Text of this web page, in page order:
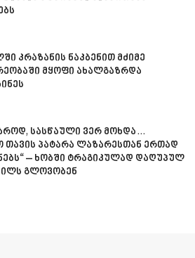
კრაზანის ნაკბენით მძიმე
მყოფი ახალგაზრდა
სასწაული ვერ მოხდა…
თავის პატარა ლაზარესთან ერთად
– ხობში ტრაგიკულად დაღუპულ
გლოვობენ